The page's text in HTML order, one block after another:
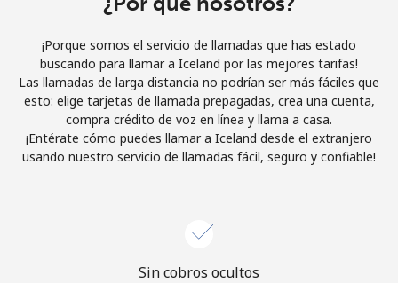
o
Continuar con
¡Porque somos el servicio de llamadas que has estado
buscando para llamar a Iceland por las mejores tarifas!
Las llamadas de larga distancia no podrían ser más fáciles que
esto: elige tarjetas de llamada prepagadas, crea una cuenta,
compra crédito de voz en línea y llama a casa.
¡Entérate cómo puedes llamar a Iceland desde el extranjero
usando nuestro servicio de llamadas fácil, seguro y confiable!
Sin cobros ocultos